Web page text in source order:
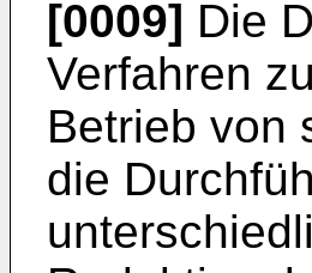
[0009] Die
Verfahren
Betrieb von
die